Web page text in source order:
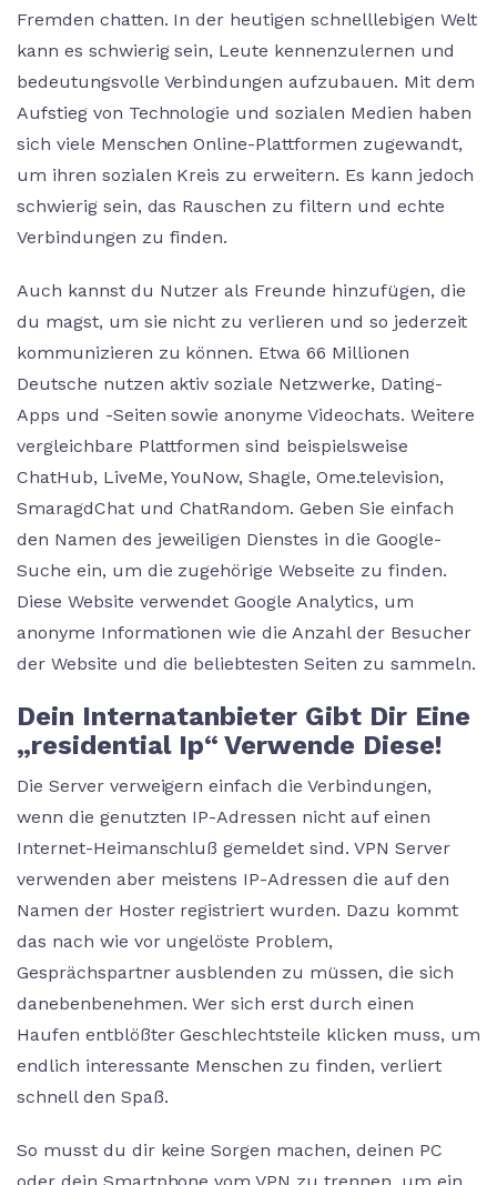
Fremden chatten. In der heutigen schnelllebigen Welt
kann es schwierig sein, Leute kennenzulernen und
bedeutungsvolle Verbindungen aufzubauen. Mit dem
Aufstieg von Technologie und sozialen Medien haben
sich viele Menschen Online-Plattformen zugewandt,
um ihren sozialen Kreis zu erweitern. Es kann jedoch
schwierig sein, das Rauschen zu filtern und echte
Verbindungen zu finden.
Auch kannst du Nutzer als Freunde hinzufügen, die
du magst, um sie nicht zu verlieren und so jederzeit
kommunizieren zu können. Etwa 66 Millionen
Deutsche nutzen aktiv soziale Netzwerke, Dating-
Apps und -Seiten sowie anonyme Videochats. Weitere
vergleichbare Plattformen sind beispielsweise
ChatHub, LiveMe, YouNow, Shagle, Ome.television,
SmaragdChat und ChatRandom. Geben Sie einfach
den Namen des jeweiligen Dienstes in die Google-
Suche ein, um die zugehörige Webseite zu finden.
Diese Website verwendet Google Analytics, um
anonyme Informationen wie die Anzahl der Besucher
der Website und die beliebtesten Seiten zu sammeln.
Dein Internatanbieter Gibt Dir Eine
„residential Ip“ Verwende Diese!
Die Server verweigern einfach die Verbindungen,
wenn die genutzten IP-Adressen nicht auf einen
Internet-Heimanschluß gemeldet sind. VPN Server
verwenden aber meistens IP-Adressen die auf den
Namen der Hoster registriert wurden. Dazu kommt
das nach wie vor ungelöste Problem,
Gesprächspartner ausblenden zu müssen, die sich
danebenbenehmen. Wer sich erst durch einen
Haufen entblößter Geschlechtsteile klicken muss, um
endlich interessante Menschen zu finden, verliert
schnell den Spaß.
So musst du dir keine Sorgen machen, deinen PC